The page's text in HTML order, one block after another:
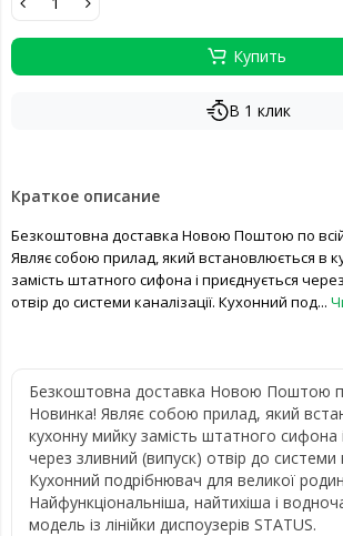
Купить
В 1 клик
Краткое описание
Безкоштовна доставка Новою Поштою по всій
Являє собою прилад, який встановлюється в
замість штатного сифона і приєднується
отвір до системи каналізації. Кухонний под...
Безкоштовна доставка Новою Поштою по
Новинка! Являє собою прилад, який
кухонну мийку замість штатного сифона
через зливний (випуск) отвір до системи
Кухонний подрібнювач для великої
Найфункціональніша, найтихіша і
модель із лінійки диспоузерів STATUS.